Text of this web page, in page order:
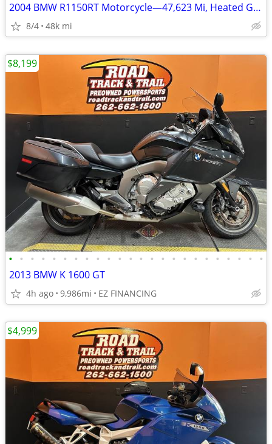
2004 BMW R1150RT Motorcycle—47,623 Mi, Heated Grips—Online Auction!
8/4 48k mi
• • • • • • • • • • • • • • • • • • • • • • • •
2013 BMW K 1600 GT
4h ago 9,986mi EZ FINANCING
$8,199
$4,999